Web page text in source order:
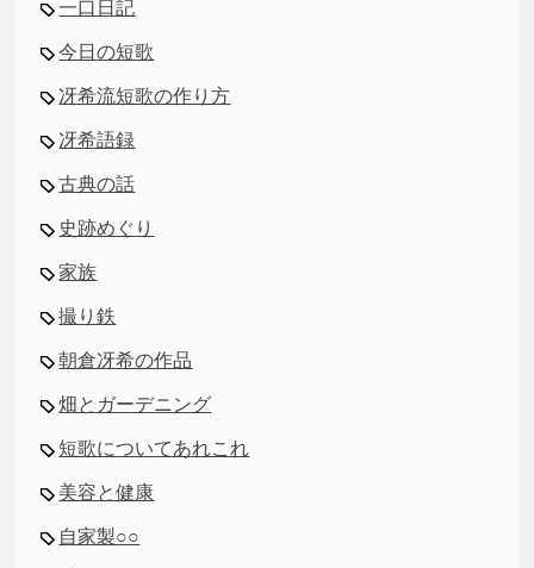
一口日記
今日の短歌
冴希流短歌の作り方
冴希語録
古典の話
史跡めぐり
家族
撮り鉄
朝倉冴希の作品
畑とガーデニング
短歌についてあれこれ
美容と健康
自家製○○